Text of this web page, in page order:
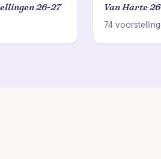
26-27 Van Harte
74